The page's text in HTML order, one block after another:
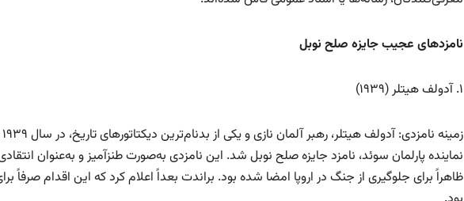
نامزدهای عجیب جایزه صلح نوبل
۱. آدولف هیتلر (۱۹۳۹)
ظاهراً برای جلوگیری از جنگ در اروپا امضا شده بود. براندت بعداً اعلام کرد که این اقدام